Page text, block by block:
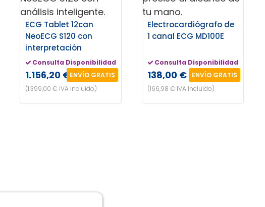
ECG Tablet 12can
NeoECG S120 con
interpretación
Consulta Disponibilidad
1.156,20 €ENVÍO GRATIS
(1.399,00 € IVA Incluido)
Electrocardiógrafo de
1 canal ECG MD100E
Consulta Disponibilidad
138,00 €
ENVÍO GRATIS
(166,98 € IVA Incluido)